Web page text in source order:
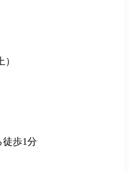
各種インセンティブ制度
引 健康診断 長短貸付 各
、
費用一部補助（25万円～35
歩1分